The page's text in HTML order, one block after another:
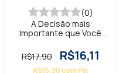
(0)
A Decisão mais
Importante que Você
R$17,90
R$16,11
R$15,30 com Pix